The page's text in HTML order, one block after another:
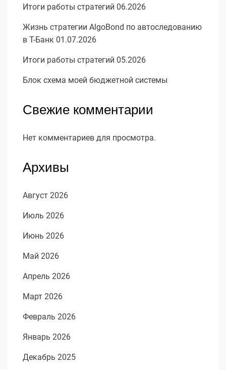
Итоги работы стратегий 06.2026
Жизнь стратегии AlgoBond по автоследованию
в Т-Банк 01.07.2026
Итоги работы стратегий 05.2026
Блок схема моей бюджетной системы
Свежие комментарии
Нет комментариев для просмотра.
Архивы
Август 2026
Июль 2026
Июнь 2026
Май 2026
Апрель 2026
Март 2026
Февраль 2026
Январь 2026
Декабрь 2025